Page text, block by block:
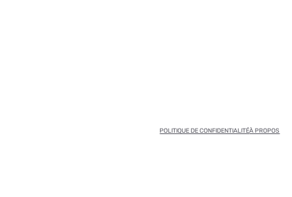
POLITIQUE DE CONFIDENTIALITÉÀ PROPOS